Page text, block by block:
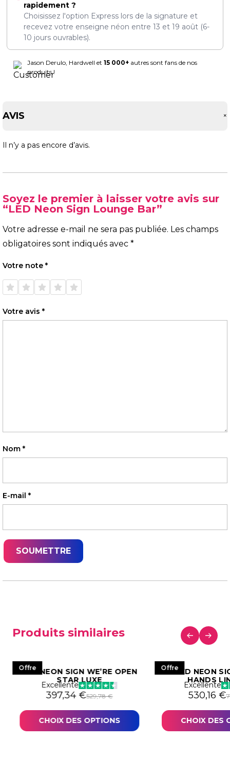
rapidement ?
Choisissez l'option Express lors de la signature et
recevez votre enseigne néon entre 13 et 19 août (6-
10 jours ouvrables).
Jason Derulo, Hardwell et 15 000+ autres sont fans de nos
produits !
AVIS +
Il n’y a pas encore d’avis.
Soyez le premier à laisser votre avis sur
“LED Neon Sign Lounge Bar”
Votre adresse e-mail ne sera pas publiée. Les champs
obligatoires sont indiqués avec *
Votre note *
1 étoile
sur 5
2 étoiles
sur 5
3 étoiles
sur 5
4 étoiles
sur 5
5 étoiles
sur 5
Votre avis *
Nom *
E-mail *
Produits similaires
Offre
LED NEON SIGN WE’RE OPEN
STAR LUXE
Excellente
529,78€
Le prix initial était : 529,78 €.
397,34 €
Le prix actuel est : 397,34 €.
CHOIX DES OPTIONS
OffreLED NEON
HANDS
Excellente
Le prix
530,16€
Le prix
CHOIX DES